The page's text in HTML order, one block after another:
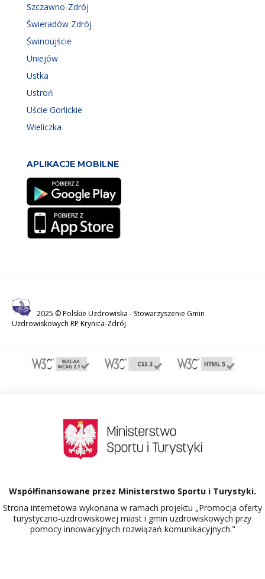
Szczawno-Zdrój
Świeradów Zdrój
Świnoujście
Uniejów
Ustka
Ustroń
Uście Gorlickie
Wieliczka
APLIKACJE MOBILNE
2025 © Polskie Uzdrowiska - Stowarzyszenie Gmin
Uzdrowiskowych RP Krynica-Zdrój
Współfinansowane przez Ministerstwo Sportu i Turystyki.
Strona internetowa wykonana w ramach projektu „Promocja oferty
turystyczno-uzdrowiskowej miast i gmin uzdrowiskowych przy
pomocy innowacyjnych rozwiązań komunikacyjnych."